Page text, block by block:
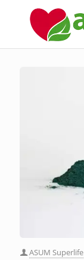
ASUM Superlife